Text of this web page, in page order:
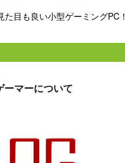
た目も良い小型ゲーミングPC！
ーマーについて